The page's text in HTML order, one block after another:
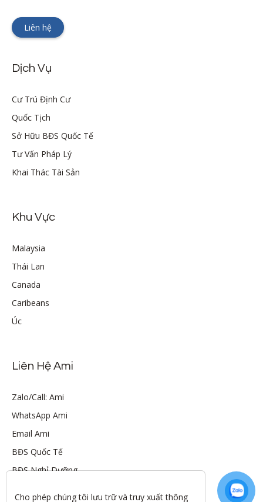
Liên hệ
Dịch Vụ
Cư Trú Định Cư
Quốc Tịch
Sở Hữu BĐS Quốc Tế
Tư Vấn Pháp Lý
Khai Thác Tài Sản
Khu Vực
Malaysia
Thái Lan
Canada
Caribeans
Úc
Liên Hệ Ami
Zalo/Call: Ami
WhatsApp Ami
Email Ami
BĐS Quốc Tế
BĐS Nghỉ Dưỡng
Cho phép chúng tôi lưu trữ và truy xuất thông